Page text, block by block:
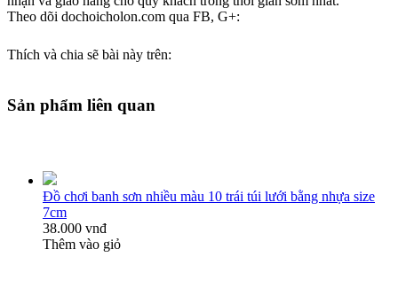
Theo dõi dochoicholon.com qua FB, G+:
Thích và chia sẽ bài này trên:
Sản phẩm liên quan
Đồ chơi banh sơn nhiều màu 10 trái túi lưới bằng nhựa size
7cm
38.000 vnđ
Thêm vào giỏ